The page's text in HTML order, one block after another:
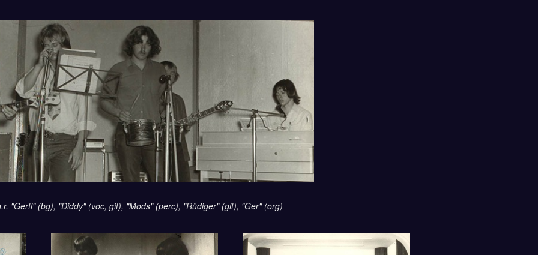
"Gerti" (bg), "Diddy" (voc, git), "Mods" (perc), "Rüdiger" (git), "Ger" (org)